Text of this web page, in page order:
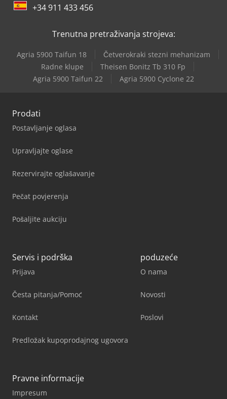
+34 911 433 456
Trenutna pretraživanja strojeva:
Agria 5900 Taifun 18
Četverokraki stezni mehanizam
Radne klupe
Theisen Bonitz Tb 310 Fp
Agria 5900 Taifun 22
Agria 5900 Cyclone 22
Prodati
Postavljanje oglasa
Upravljajte oglase
Rezervirajte oglašavanje
Pečat povjerenja
Pošaljite aukciju
Servis i podrška
Prijava
Česta pitanja/Pomoć
Kontakt
Predložak kupoprodajnog ugovora
poduzeće
O nama
Novosti
Poslovi
Pravne informacije
Impresum